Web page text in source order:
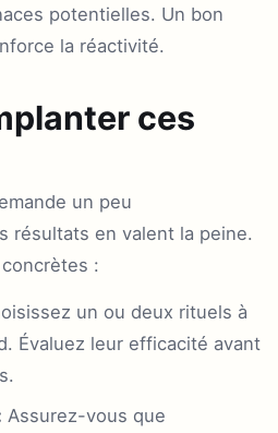
potentielles. Un bon
la réactivité.
ces
un peu
résultats en valent la peine.
:
un ou deux rituels à
Évaluez leur efficacité avant
Assurez-vous que